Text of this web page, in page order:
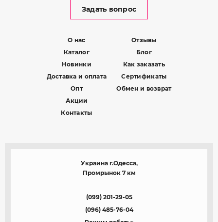
Задать вопрос
О нас
Каталог
Новинки
Доставка и оплата
Опт
Акции
Контакты
Отзывы
Блог
Как заказать
Сертификаты
Обмен и возврат
Украина г.Одесса,
Промрынок 7 км
(099) 201-29-05
(096) 485-76-04